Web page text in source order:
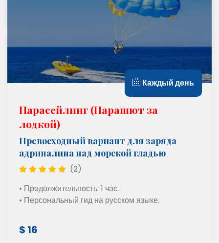
Каждый день
Парасейлинг (Парашют за
лодкой)
Превосходный вариант для заряда
адриналина над морской гладью
(2)
• Продолжительность: 1 час.
• Персональный гид на русском языке.
$ 16